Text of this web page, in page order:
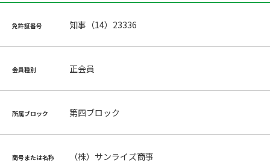
免許証番号 知事（14）23336
会員種別 正会員
所属ブロック 第四ブロック
商号または名称 （株）サンライズ商事